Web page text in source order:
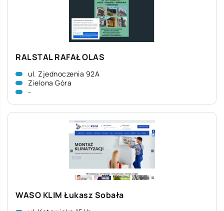
RALSTAL RAFAŁ OLAS
ul. Zjednoczenia 92A
Zielona Góra
-
WASO KLIM Łukasz Sobała